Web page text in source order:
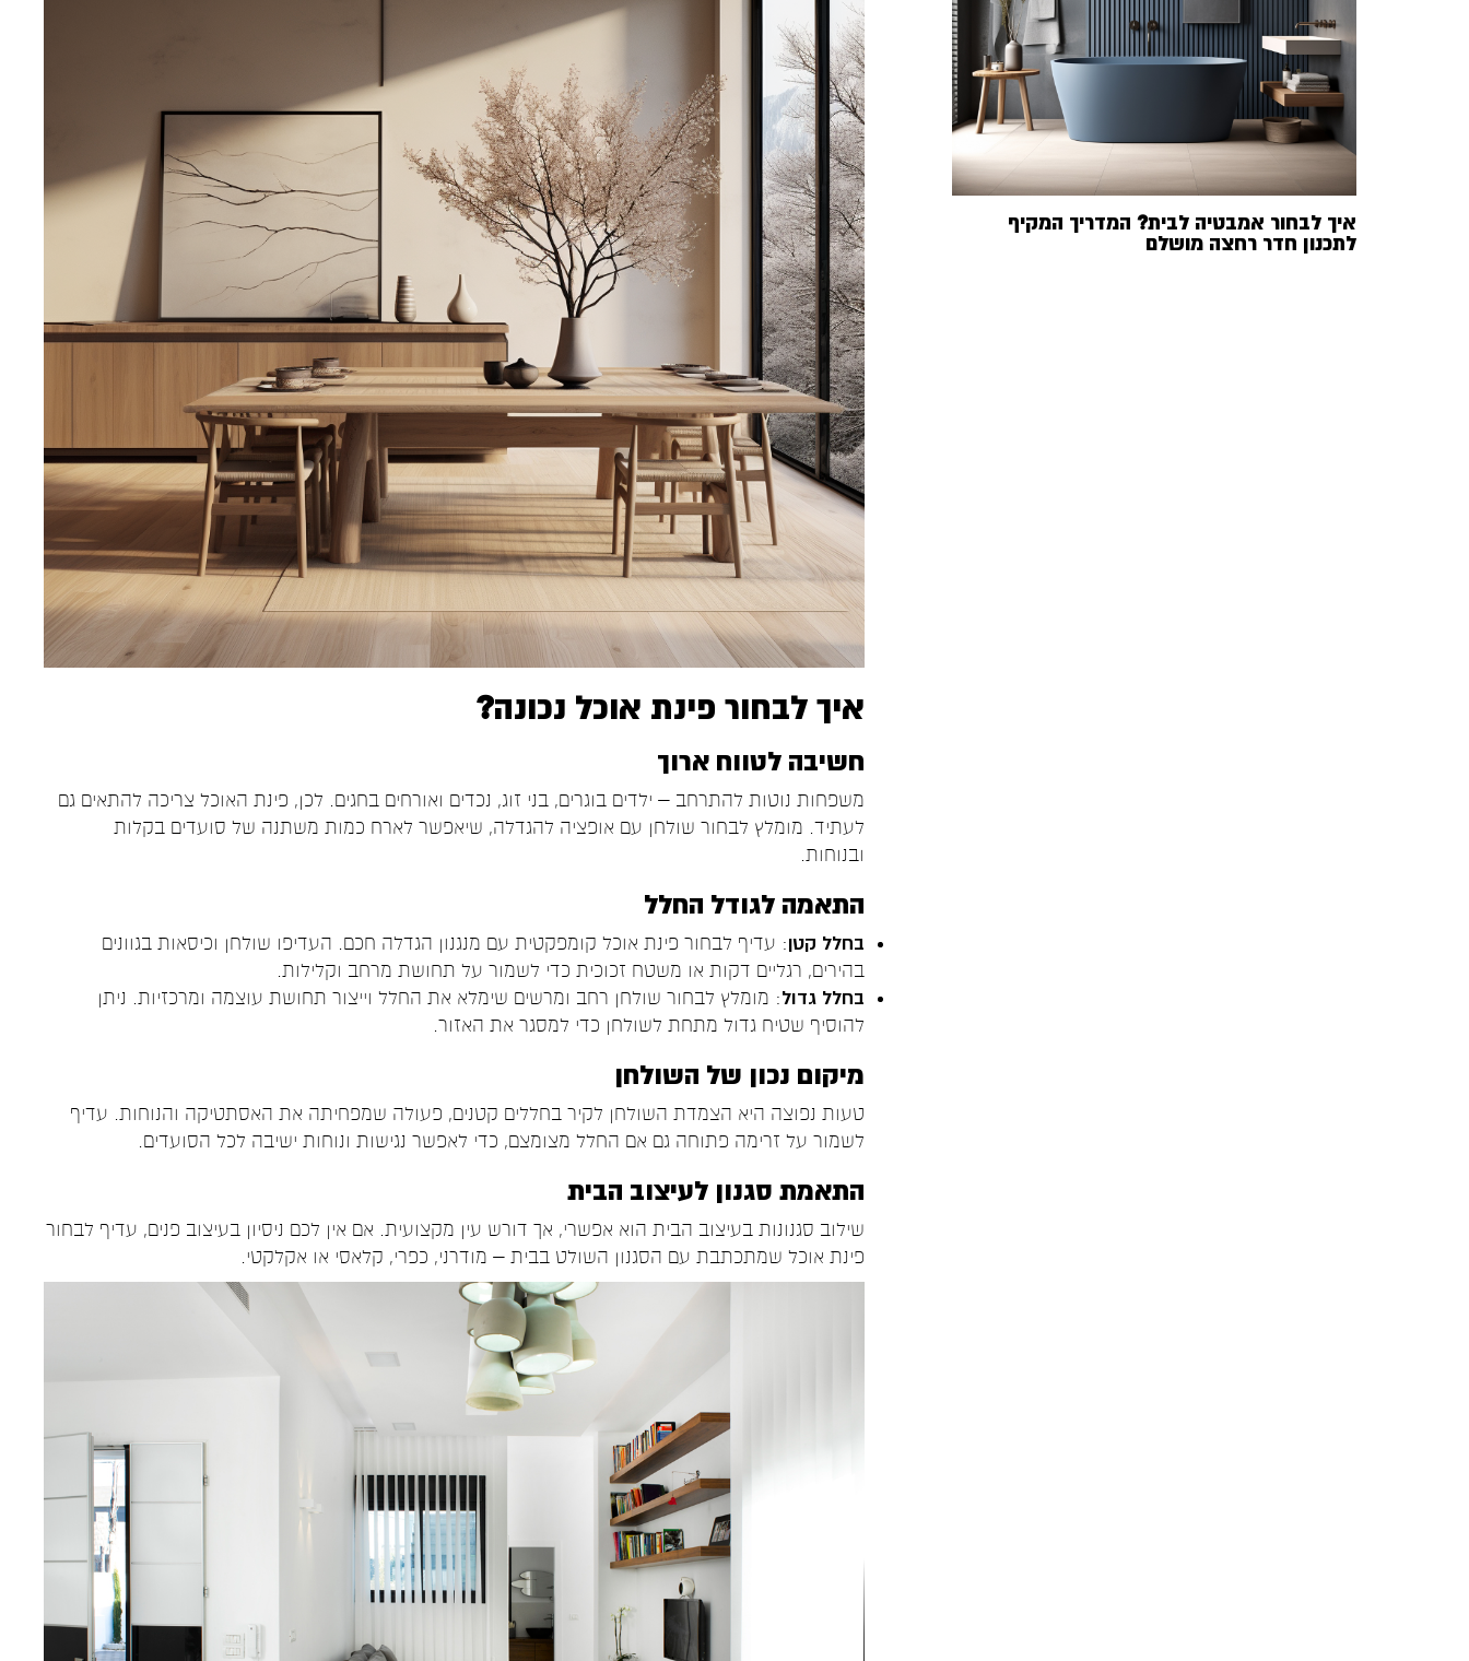
איך לבחור אמבטיה לבית? המדריך המקיף
לתכנון חדר רחצה מושלם
איך לבחור פינת אוכל נכונה?
חשיבה לטווח ארוך
משפחות נוטות להתרחב – ילדים בוגרים, בני זוג, נכדים ואורחים בחגים. לכן, פינת האוכל צריכה להתאים גם
לעתיד. מומלץ לבחור שולחן עם אופציה להגדלה, שיאפשר לארח כמות משתנה של סועדים בקלות
ובנוחות.
התאמה לגודל החלל
בחלל קטן: עדיף לבחור פינת אוכל קומפקטית עם מנגנון הגדלה חכם. העדיפו שולחן וכיסאות בגוונים
בהירים, רגליים דקות או משטח זכוכית כדי לשמור על תחושת מרחב וקלילות.
בחלל גדול: מומלץ לבחור שולחן רחב ומרשים שימלא את החלל וייצור תחושת עוצמה ומרכזיות. ניתן
להוסיף שטיח גדול מתחת לשולחן כדי למסגר את האזור.
מיקום נכון של השולחן
טעות נפוצה היא הצמדת השולחן לקיר בחללים קטנים, פעולה שמפחיתה את האסתטיקה והנוחות. עדיף
לשמור על זרימה פתוחה גם אם החלל מצומצם, כדי לאפשר נגישות ונוחות ישיבה לכל הסועדים.
התאמת סגנון לעיצוב הבית
שילוב סגנונות בעיצוב הבית הוא אפשרי, אך דורש עין מקצועית. אם אין לכם ניסיון בעיצוב פנים, עדיף לבחור
פינת אוכל שמתכתבת עם הסגנון השולט בבית – מודרני, כפרי, קלאסי או אקלקטי.